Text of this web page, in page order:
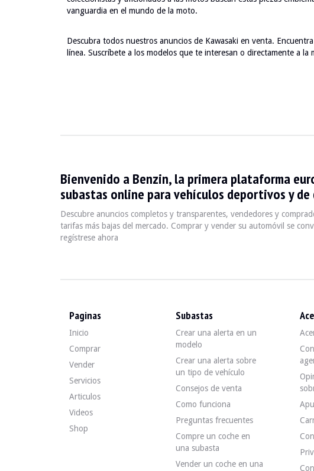
vanguardia en el mundo de la moto.
Descubra todos nuestros anuncios de Kawasaki en venta.
línea. Suscríbete a los modelos que te interesan o directamente a la
Bienvenido a Benzin, la primera plataforma
subastas online para vehículos deportivos y de
Descubre anuncios completos y transparentes, vendedores y
tarifas más bajas del mercado. Comprar y vender su automóvil se
regístrese ahora
Paginas
Inicio
Comprar
Vender
Servicios
Articulos
Videos
Shop
Subastas
Crear una alerta en un
modelo
Crear una alerta sobre
un tipo de vehículo
Consejos de venta
Como funciona
Preguntas frecuentes
Compre un coche en
una subasta
Vender un coche en una